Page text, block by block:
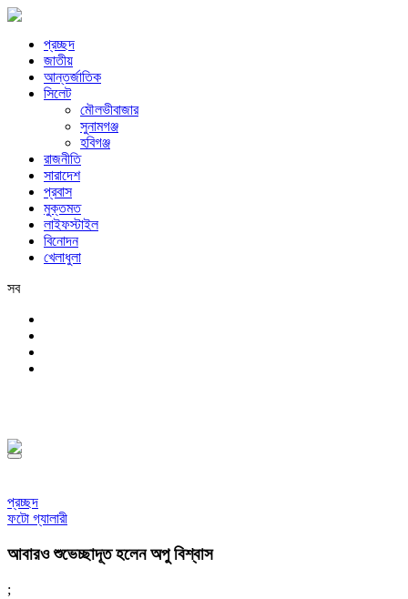
প্রচ্ছদ
জাতীয়
আন্তর্জাতিক
সিলেট
মৌলভীবাজার
সুনামগঞ্জ
হবিগঞ্জ
রাজনীতি
সারাদেশ
প্রবাস
মুক্তমত
লাইফস্টাইল
বিনোদন
খেলাধুলা
সব
প্রচ্ছদ
ফটো গ্যালারী
আবারও শুভেচ্ছাদূত হলেন অপু বিশ্বাস
;